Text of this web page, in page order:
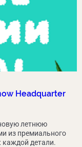
Headquarter
летнюю
из премиального
каждой детали.